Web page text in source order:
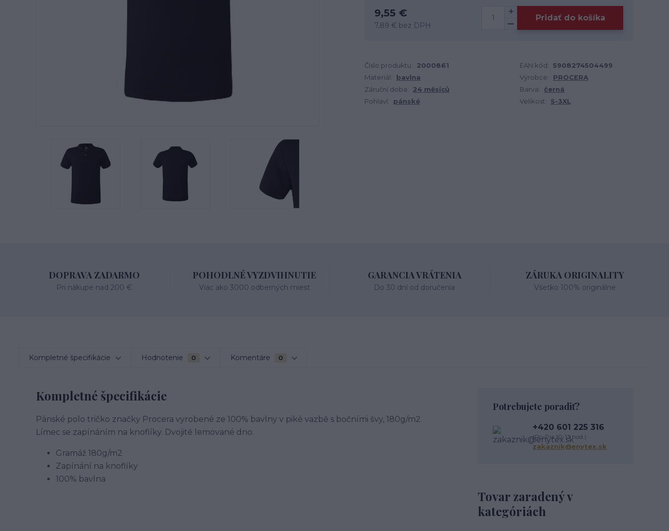
9,55 €
7,89 € bez DPH
Pridať do košíka
Číslo produktu: 2000861 EAN kód: 5908274504499
Materiál:
bavlna Výrobce:
PROCERA
Záruční doba:
24 měsíců Barva: černá
Pohlaví:
pánské Velikost: S-3XL
DOPRAVA ZADARMO
Pri nákupe nad 200 €
POHODLNÉ VYZDVIHNUTIE
Viac ako 3000 odberných miest
GARANCIA VRÁTENIA
Do 30 dní od doručenia
ZÁRUKA ORIGINALITY
Všetko 100% originálne
Kompletné špecifikácie Hodnotenie 0 Komentáre 0
Kompletné špecifikácie
Pánské polo tričko značky Procera vyrobené ze 100% bavlny v piké vazbě s bočními švy, 180g/m2.
Límec se zapínáním na knoflíky. Dvojitě lemované dno.
Gramáž 180g/m2
Zapínání na knoflíky
100% bavlna
Tovar zaradený v
kategóriách
Potrebujete poradiť?
+420 601 225 316
(Po-Pia 10-13 hod.)
zakaznik@enytex.sk